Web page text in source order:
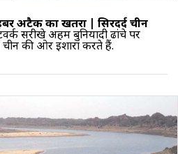
अटैक का खतरा | सिरदर्द चीन
सरीखे अहम बुनियादी ढांचे पर
की ओर इशारा करते हैं.